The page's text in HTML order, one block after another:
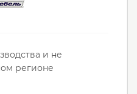
и не
регионе